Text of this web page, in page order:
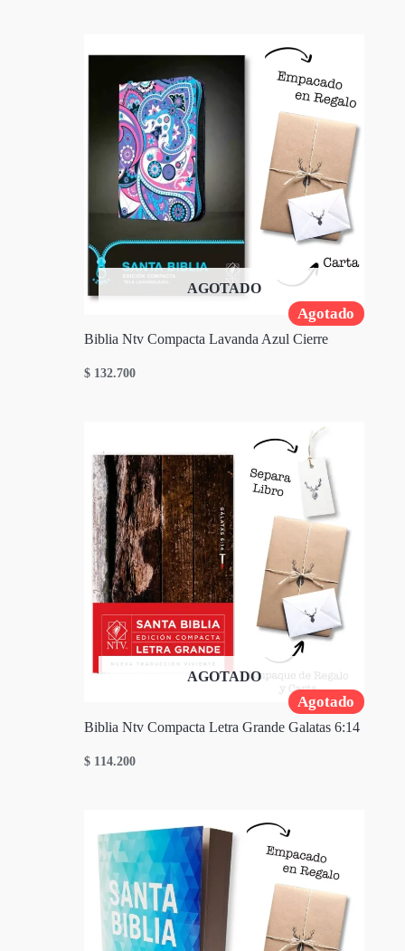
Agotado
AGOTADO
Biblia Ntv Compacta Lavanda Azul Cierre
$ 132.700
Agotado
AGOTADO
Biblia Ntv Compacta Letra Grande Galatas 6:14
$ 114.200